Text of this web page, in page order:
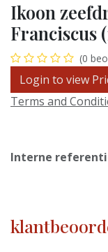
Ikoon
Franciscus
(0
Login to view
Terms and
Interne